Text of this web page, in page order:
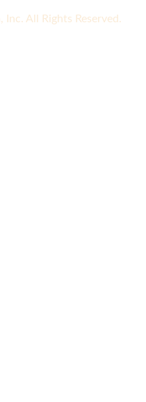
All Rights Reserved.